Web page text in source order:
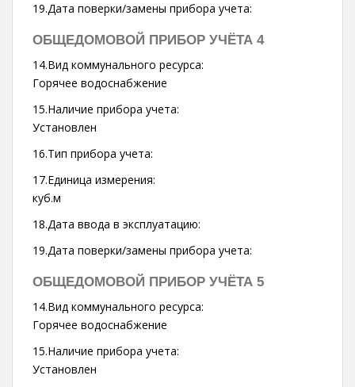
19.Дата поверки/замены прибора учета:
ОБЩЕДОМОВОЙ ПРИБОР УЧЁТА 4
14.Вид коммунального ресурса:
Горячее водоснабжение
15.Наличие прибора учета:
Установлен
16.Тип прибора учета:
17.Единица измерения:
куб.м
18.Дата ввода в эксплуатацию:
19.Дата поверки/замены прибора учета:
ОБЩЕДОМОВОЙ ПРИБОР УЧЁТА 5
14.Вид коммунального ресурса:
Горячее водоснабжение
15.Наличие прибора учета:
Установлен